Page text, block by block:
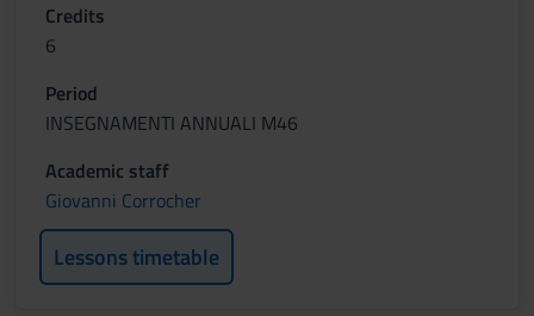
Credits
6
Period
INSEGNAMENTI ANNUALI M46
Academic staff
Giovanni Corrocher
Lessons timetable